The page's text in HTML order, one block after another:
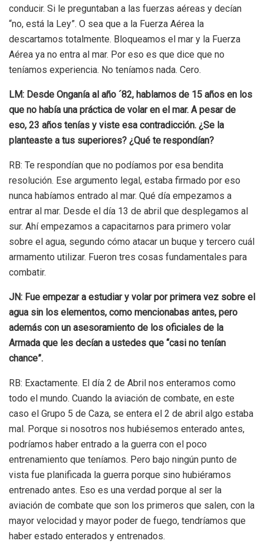
conducir. Si le preguntaban a las fuerzas aéreas y decían
“no, está la Ley”. O sea que a la Fuerza Aérea la
descartamos totalmente. Bloqueamos el mar y la Fuerza
Aérea ya no entra al mar. Por eso es que dice que no
teníamos experiencia. No teníamos nada. Cero.
LM: Desde Onganía al año ´82, hablamos de 15 años en los
que no había una práctica de volar en el mar. A pesar de
eso, 23 años tenías y viste esa contradicción. ¿Se la
planteaste a tus superiores? ¿Qué te respondían?
RB: Te respondían que no podíamos por esa bendita
resolución. Ese argumento legal, estaba firmado por eso
nunca habíamos entrado al mar. Qué día empezamos a
entrar al mar. Desde el día 13 de abril que desplegamos al
sur. Ahí empezamos a capacitarnos para primero volar
sobre el agua, segundo cómo atacar un buque y tercero cuál
armamento utilizar. Fueron tres cosas fundamentales para
combatir.
JN: Fue empezar a estudiar y volar por primera vez sobre el
agua sin los elementos, como mencionabas antes, pero
además con un asesoramiento de los oficiales de la
Armada que les decían a ustedes que “casi no tenían
chance”.
RB: Exactamente. El día 2 de Abril nos enteramos como
todo el mundo. Cuando la aviación de combate, en este
caso el Grupo 5 de Caza, se entera el 2 de abril algo estaba
mal. Porque si nosotros nos hubiésemos enterado antes,
podríamos haber entrado a la guerra con el poco
entrenamiento que teníamos. Pero bajo ningún punto de
vista fue planificada la guerra porque sino hubiéramos
entrenado antes. Eso es una verdad porque al ser la
aviación de combate que son los primeros que salen, con la
mayor velocidad y mayor poder de fuego, tendríamos que
haber estado enterados y entrenados.